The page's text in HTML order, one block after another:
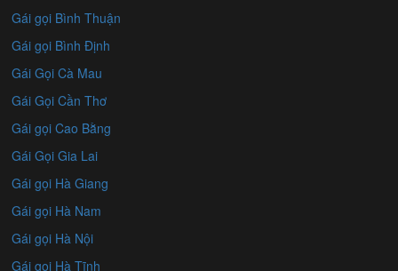
Gái gọi Bình Thuận
Gái gọi Bình Định
Gái Gọi Cà Mau
Gái Gọi Cần Thơ
Gái gọi Cao Bằng
Gái Gọi Gia Lai
Gái gọi Hà Giang
Gái gọi Hà Nam
Gái gọi Hà Nội
Gái gọi Hà Tĩnh